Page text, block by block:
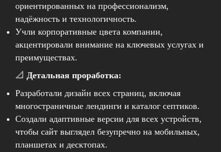
ориентированных на профессионализм,
надёжность и технологичность.
Учли корпоративные цвета компании,
акцентировали внимание на ключевых услугах и
преимуществах.
📐 Детальная проработка:
Разработали дизайн всех страниц, включая
многостраничные лендинги и каталог септиков.
Создали адаптивные версии для всех устройств,
чтобы сайт выглядел безупречно на мобильных,
планшетах и десктопах.